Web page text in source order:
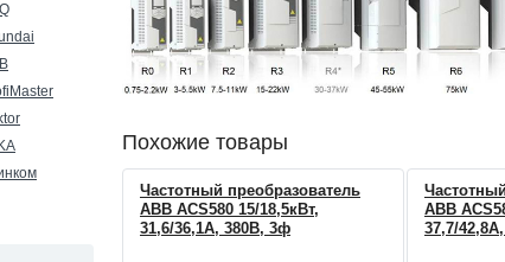
Похожие товары
Частотный преобразователь
ABB ACS580 15/18,5кВт,
31,6/36,1А, 380В, 3ф
ABB
37,7/